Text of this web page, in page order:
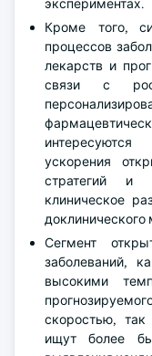
экспериментах.
Кроме того,
процессов
лекарств и
связи с
ускорения
стратегий и
клиническое
Сегмент
заболеваний,
высокими
скоростью,
ищут более